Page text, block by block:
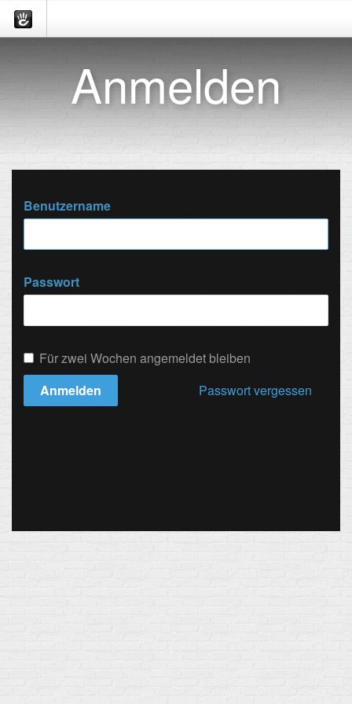
Anmelden
Benutzername
Passwort
Für zwei Wochen angemeldet bleiben
Anmelden
Passwort vergessen